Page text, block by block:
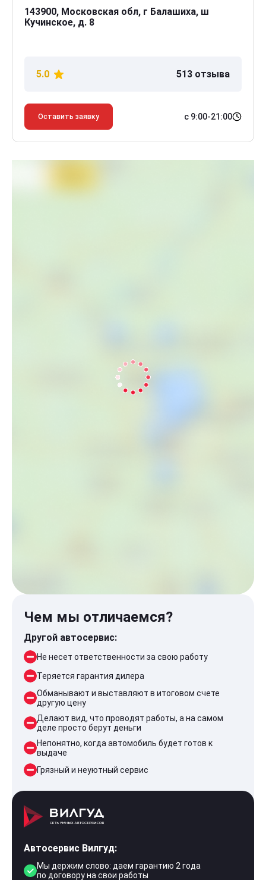
143900, Московская обл, г Балашиха, ш
Кучинское, д. 8
5.0 513 отзыва
Оставить заявку с 9:00-21:00
Чем мы отличаемся?
Другой автосервис:
Не несет ответственности за свою работу
Теряется гарантия дилера
Обманывают и выставляют в итоговом счете
другую цену
Делают вид, что проводят работы, а на самом
деле просто берут деньги
Непонятно, когда автомобиль будет готов к
выдаче
Грязный и неуютный сервис
Автосервис Вилгуд:
Мы держим слово: даем гарантию 2 года
по договору на свои работы